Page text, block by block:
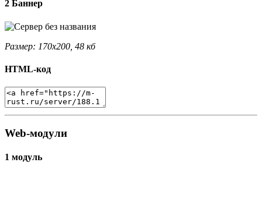
2 Баннер
Размер: 170x200, 48 кб
HTML-код
Web-модули
1 модуль